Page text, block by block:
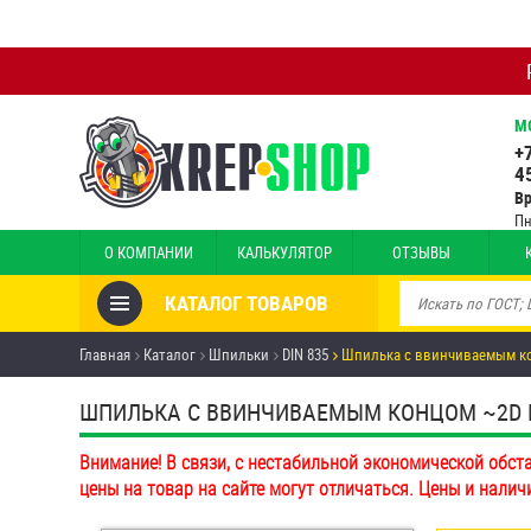
О КОМПАНИИ КАЛЬКУЛЯТОР ОТЗЫВЫ
КАТАЛОГ ТОВАРОВ
Товары со скидкой
Анкеры
Антивандальный крепёж,
инструмент
Болты и винты
Главная Каталог Шпильки DIN 835 Шпилька c ввинчиваемым
ШПИЛЬКА C ВВИНЧИВАЕМЫМ КОНЦОМ ~2D
Внимание! В связи, с нестабильной экономической
цены на товар на сайте могут отличаться. Цены и